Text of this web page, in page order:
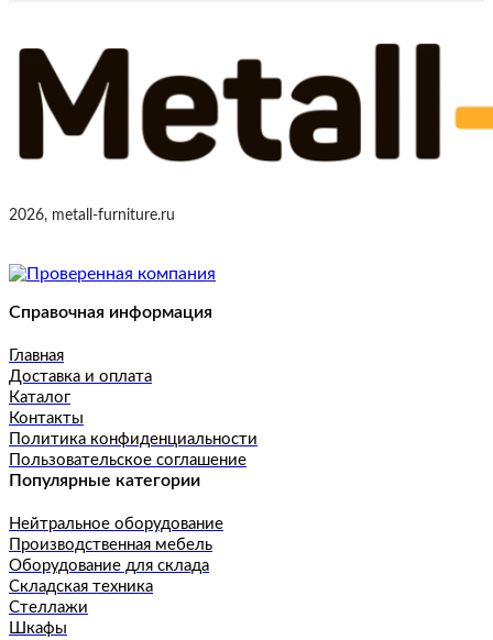
2026, metall-furniture.ru
Справочная информация
Главная
Доставка и оплата
Каталог
Контакты
Политика конфиденциальности
Пользовательское соглашение
Популярные категории
Нейтральное оборудование
Производственная мебель
Оборудование для склада
Складская техника
Стеллажи
Шкафы